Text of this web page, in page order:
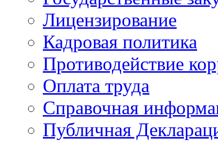
Лицензирование
Кадровая политика
Противодействие
Оплата труда
Справочная
Публичная